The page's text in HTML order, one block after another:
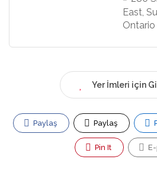
East,
Yer İmleri için
Paylaş Paylaş
Pin It